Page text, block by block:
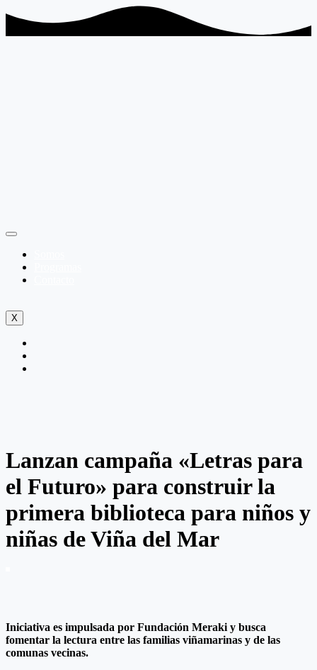
X
Lanzan campaña «Letras para
el Futuro» para construir la
primera biblioteca para niños y
niñas de Viña del Mar
Iniciativa es impulsada por Fundación Meraki y busca
fomentar la lectura entre las familias viñamarinas y de las
comunas vecinas.